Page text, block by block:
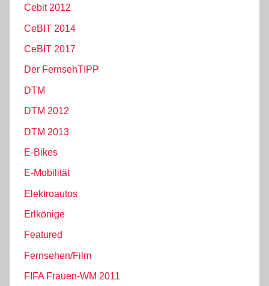
Cebit 2012
CeBIT 2014
CeBIT 2017
Der FernsehTIPP
DTM
DTM 2012
DTM 2013
E-Bikes
E-Mobilität
Elektroautos
Erlkönige
Featured
Fernsehen/Film
FIFA Frauen-WM 2011